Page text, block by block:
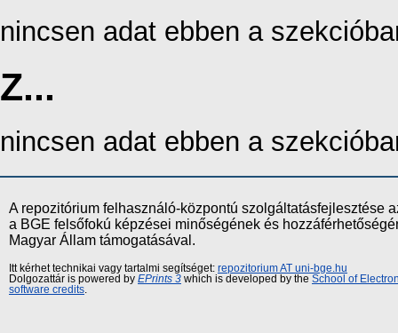
nincsen adat ebben a
Z...
nincsen adat ebben a
A repozitórium felhasználó-központú szolgáltatásfejlesztése
a BGE felsőfokú képzései minőségének és
Magyar Állam támogatásával.
Itt kérhet technikai vagy tartalmi segítséget: repozitorium AT uni-bge.hu
Dolgozattár is powered by EPrints 3 which is developed by the School of
software credits